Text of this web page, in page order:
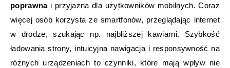
poprawnai przyjazna dla użytkowników mobilnych. Coraz
więcej osób korzysta ze smartfonów, przeglądając internet
w drodze, szukając np. najbliższej kawiarni. Szybkość
ładowania strony, intuicyjna nawigacja i responsywność na
różnych urządzeniach to czynniki, które mają wpływ nie